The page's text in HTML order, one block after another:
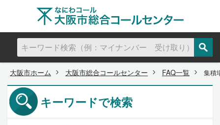
大阪市ホーム 大阪市総合コールセンター FAQ一覧 集積
キーワードで検索